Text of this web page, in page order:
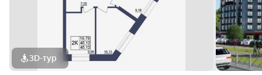
3D-тур